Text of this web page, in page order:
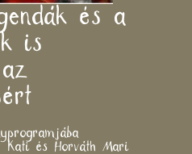
és a
is
Kati és Horváth Mari